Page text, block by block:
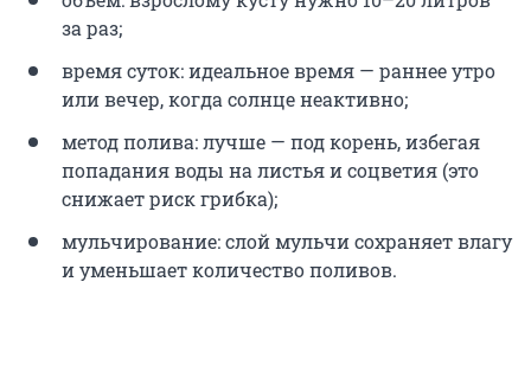
за раз;
время суток: идеальное время — раннее утро
или вечер, когда солнце неактивно;
метод полива: лучше — под корень, избегая
попадания воды на листья и соцветия (это
снижает риск грибка);
мульчирование: слой мульчи сохраняет влагу
и уменьшает количество поливов.